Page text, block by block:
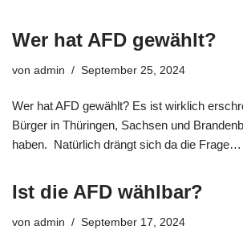
Wer hat AFD gewählt?
von admin September 25, 2024
Wer hat AFD gewählt? Es ist wirklich
Bürger in Thüringen, Sachsen und
haben. Natürlich drängt sich da die Frage…
Ist die AFD wählbar?
von admin September 17, 2024